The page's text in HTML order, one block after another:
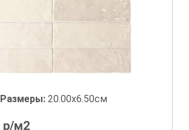
Размеры: 20.00x6.50см
р/м2